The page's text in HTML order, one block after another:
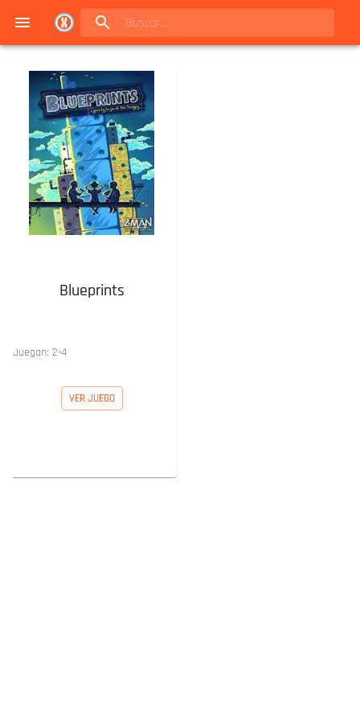
Blueprints
Juegan: 2-4
VER JUEGO
Navigated to Juegos de mesa en Buenos Aires | Conexión Berlín - Catálogo